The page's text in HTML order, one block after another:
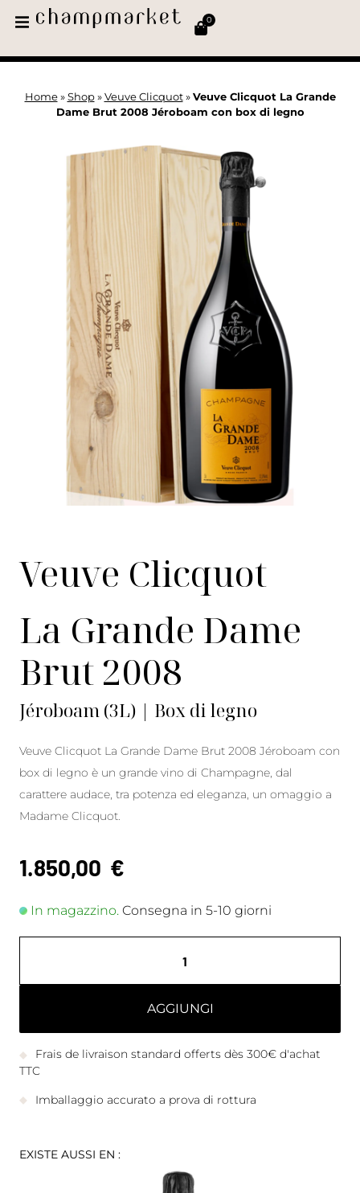
0
Home» Shop» Veuve Clicquot» Veuve Clicquot La Grande
Dame Brut 2008 Jéroboam con box di legno
Veuve Clicquot
La Grande Dame
Brut 2008
Jéroboam (3L) | Box di legno
Veuve Clicquot La Grande Dame Brut 2008 Jéroboam con
box di legno è un grande vino di Champagne, dal
carattere audace, tra potenza ed eleganza, un omaggio a
Madame Clicquot.
1.850,00 €
In magazzino. Consegna in 5-10 giorni
AGGIUNGI
Frais de livraison standard offerts dès 300€ d'achat
TTC
Imballaggio accurato a prova di rottura
EXISTE AUSSI EN :